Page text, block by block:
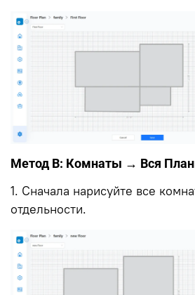
Метод B: Комнаты → Вся
1. Сначала нарисуйте все
отдельности.